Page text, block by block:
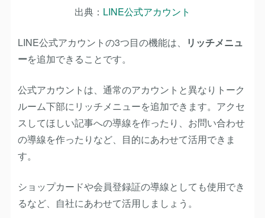
出典： LINE公式アカウント
LINE公式アカウントの3つ目の機能は、
リッチメニュ
ーを追加できることです。
公式アカウントは、通常のアカウントと異なりトーク
ルーム下部にリッチメニューを追加できます。アクセ
スしてほしい記事への導線を作ったり、お問い合わせ
の導線を作ったりなど、目的にあわせて活用できま
す。
ショップカードや会員登録証の導線としても使用でき
るなど、自社にあわせて活用しましょう。